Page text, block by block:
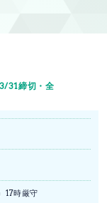
31締切・全
17時厳守